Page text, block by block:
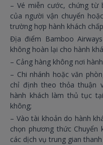
– Vé miễn cước, chứng từ
của người vận chuyển
trường hợp hành khách
Địa điểm Bamboo
không hoàn lại cho hành
– Cảng hàng không nơi
– Chi nhánh hoặc văn
chỉ định theo thỏa thuận
hành khách làm thủ tục
không;
– Vào tài khoản do hành
chọn phương thức Chuyển
các dịch vụ trung gian